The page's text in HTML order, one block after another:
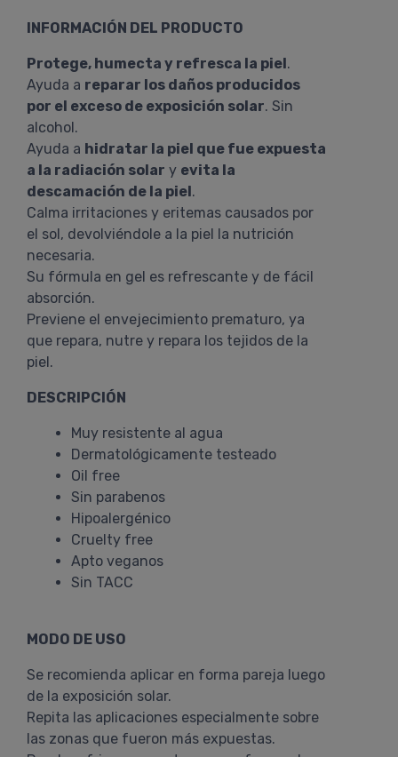
INFORMACIÓN DEL PRODUCTO
Protege, humecta y refresca la piel.
Ayuda a reparar los daños producidos
por el exceso de exposición solar. Sin
alcohol.
Ayuda a hidratar la piel que fue expuesta
a la radiación solar y evita la
descamación de la piel.
Calma irritaciones y eritemas causados por
el sol, devolviéndole a la piel la nutrición
necesaria.
Su fórmula en gel es refrescante y de fácil
absorción.
Previene el envejecimiento prematuro, ya
que repara, nutre y repara los tejidos de la
piel.
DESCRIPCIÓN
Muy resistente al agua
Dermatológicamente testeado
Oil free
Sin parabenos
Hipoalergénico
Cruelty free
Apto veganos
Sin TACC
MODO DE USO
Se recomienda aplicar en forma pareja luego
de la exposición solar.
Repita las aplicaciones especialmente sobre
las zonas que fueron más expuestas.